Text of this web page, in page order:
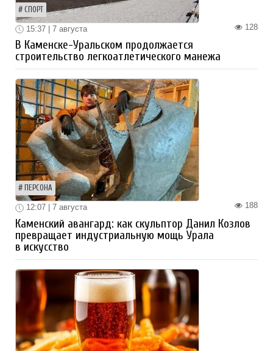
СПОРТ
128
15:37 | 7 августа
В Каменске-Уральском продолжается
строительство легкоатлетического манежа
ПЕРСОНА
188
12:07 | 7 августа
Каменский авангард: как скульптор Данил Козлов
превращает индустриальную мощь Урала
в искусство